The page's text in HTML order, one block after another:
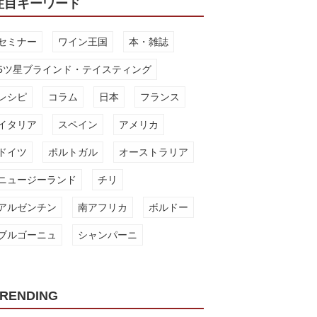
目キーワード
ミナー ワイン王国 本・雑誌
ツ星ブラインド・テイスティング
シピ コラム 日本 フランス
タリア スペイン アメリカ
ドイツ ポルトガル オーストラリア
ュージーランド チリ
ルゼンチン 南アフリカ ボルドー
ルゴーニュ シャンパーニ